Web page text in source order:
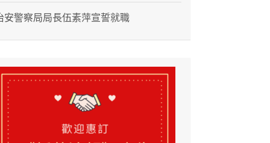
安警察局局長伍素萍宣誓就職